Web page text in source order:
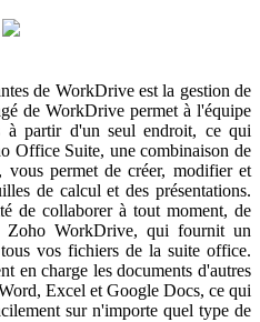
de WorkDrive est la gestion de
de WorkDrive permet à l'équipe
à partir d'un seul endroit, ce qui
Office Suite, une combinaison de
vous permet de créer, modifier et
de calcul et des présentations.
de collaborer à tout moment, de
Zoho WorkDrive, qui fournit un
vos fichiers de la suite office.
en charge les documents d'autres
Excel et Google Docs, ce qui
sur n'importe quel type de